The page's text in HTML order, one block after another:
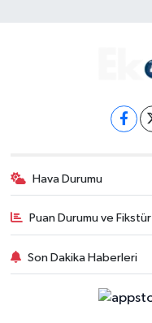
Hava Durumu
Puan Durumu ve Fikstür
Son Dakika Haberleri